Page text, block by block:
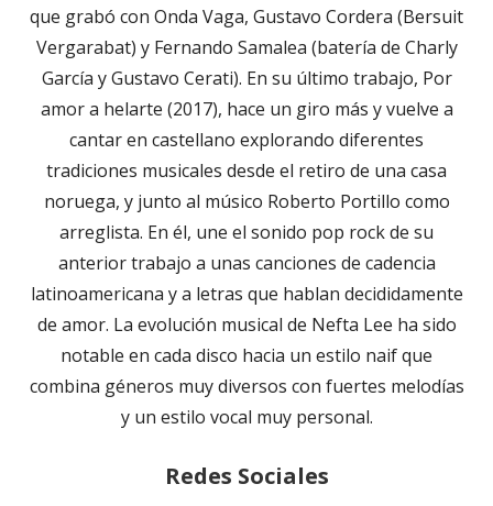
que grabó con Onda Vaga, Gustavo Cordera (Bersuit
Vergarabat) y Fernando Samalea (batería de Charly
García y Gustavo Cerati). En su último trabajo, Por
amor a helarte (2017), hace un giro más y vuelve a
cantar en castellano explorando diferentes
tradiciones musicales desde el retiro de una casa
noruega, y junto al músico Roberto Portillo como
arreglista. En él, une el sonido pop rock de su
anterior trabajo a unas canciones de cadencia
latinoamericana y a letras que hablan decididamente
de amor. La evolución musical de Nefta Lee ha sido
notable en cada disco hacia un estilo naif que
combina géneros muy diversos con fuertes melodías
y un estilo vocal muy personal.
Redes Sociales